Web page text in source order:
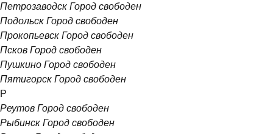
Петрозаводск Город свободен
Подольск Город свободен
Прокопьевск Город свободен
Псков Город свободен
Пушкино Город свободен
Пятигорск Город свободен
Р
Реутов Город свободен
Рыбинск Город свободен